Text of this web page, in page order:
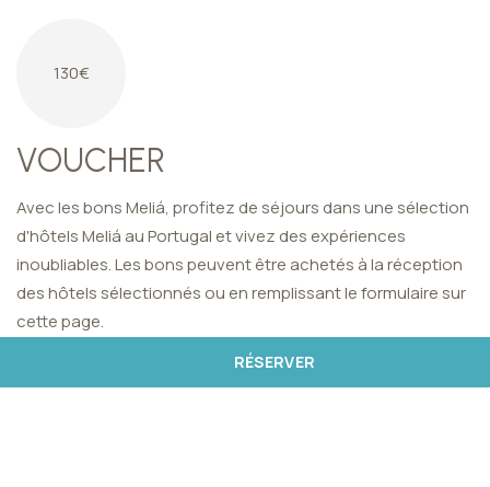
130€
VOUCHER
AveclesbonsMeliá, profitez de séjours dansune sélection
d'hôtelsMeliá au Portugal etvivez des expériences
inoubliables.Lesbonspeuventêtre achetés à laréception
deshôtels sélectionnés ou enremplissantleformulaire sur
cettepage.
RÉSERVER